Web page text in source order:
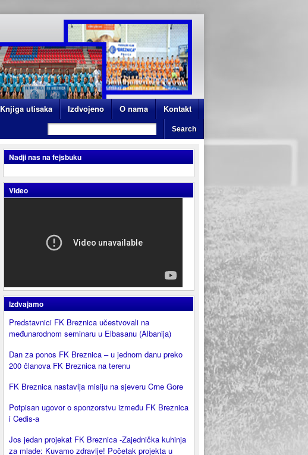
Knjiga utisaka Izdvojeno O nama Kontakt
Nadji nas na fejsbuku
Video
Izdvajamo
Predstavnici FK Breznica učestvovali na
međunarodnom seminaru u Elbasanu (Albanija)
Dan za ponos FK Breznica – u jednom danu preko
200 članova FK Breznica na terenu
FK Breznica nastavlja misiju na sjeveru Crne Gore
Potpisan ugovor o sponzorstvu između FK Breznica
i Cedis-a
Jos jedan projekat FK Breznica -Zajednička kuhinja
za mlade: Kuvamo zdravlje! Početak projekta u